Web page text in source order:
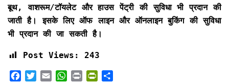
बूथ, वाशरूम/टॉयलेट और हाउस पेंट्री की सुविधा भी प्रदान की
जाती है। इसके लिए ऑफ लाइन और ऑनलाइन बुकिंग की सुविधा
भी प्रदान की जा सकती है।
Post Views: 243